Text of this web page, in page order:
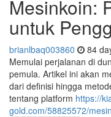
Mesinkoin:
untuk
brianlbaq003860 84
Memulai perjalanan di
pemula. Artikel ini akan
dari definisi hingga
tentang platform https://
gold.com/58825572/